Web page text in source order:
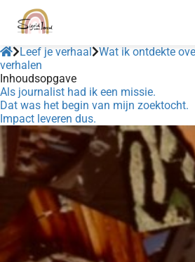
Leef je verhaal Wat ik ontdekte
verhalen
Inhoudsopgave
Als journalist had ik een missie.
Dat was het begin van mijn zoektocht.
Impact leveren dus.